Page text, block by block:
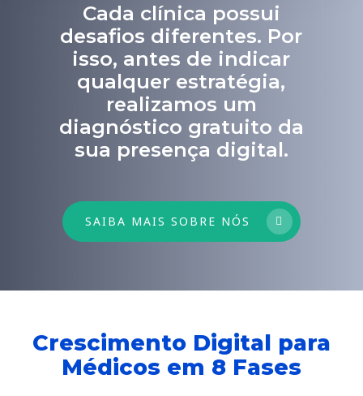
Cada clínica possui
desafios diferentes. Por
isso, antes de indicar
qualquer estratégia,
realizamos um
diagnóstico gratuito da
sua presença digital.
SAIBA MAIS SOBRE NÓS
Crescimento Digital para
Médicos em 8 Fases